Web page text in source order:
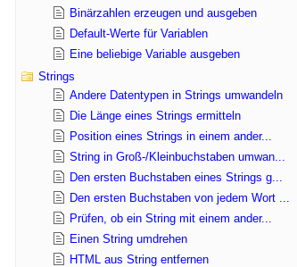
Binärzahlen erzeugen und ausgeben
Default-Werte für Variablen
Eine beliebige Variable ausgeben
Strings
Andere Datentypen in Strings umwandeln
Die Länge eines Strings ermitteln
Position eines Strings in einem ander...
String in Groß-/Kleinbuchstaben umwan...
Den ersten Buchstaben eines Strings g...
Den ersten Buchstaben von jedem Wort ...
Prüfen, ob ein String mit einem ander...
Einen String umdrehen
HTML aus String entfernen